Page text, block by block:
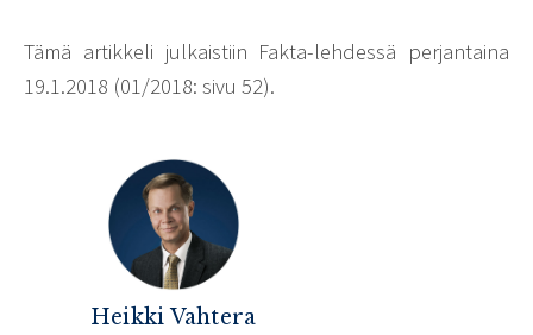
Tämä artikkeli julkaistiin Fakta-lehdessä perjantaina
19.1.2018 (01/2018: sivu 52).
Heikki Vahtera